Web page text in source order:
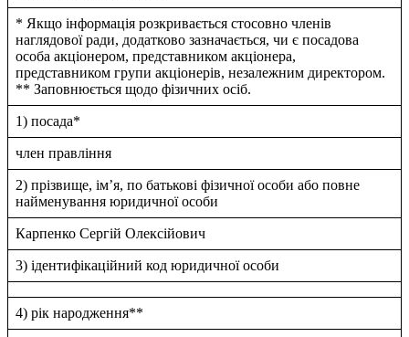
* Якщо інформація розкривається стосовно членів
наглядової ради, додатково зазначається, чи є посадова
особа акціонером, представником акціонера,
представником групи акціонерів, незалежним директором.
** Заповнюється щодо фізичних осіб.
1) посада*
член правлiння
2) прізвище, ім’я, по батькові фізичної особи або повне
найменування юридичної особи
Карпенко Сергiй Олексiйович
3) ідентифікаційний код юридичної особи
4) рік народження**